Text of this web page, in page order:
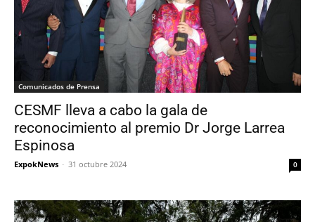
Comunicados de Prensa
CESMF lleva a cabo la gala de
reconocimiento al premio Dr Jorge Larrea
Espinosa
ExpokNews - 31 octubre 2024 0